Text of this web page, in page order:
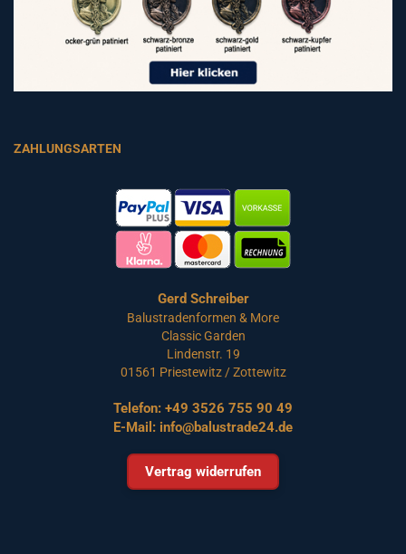
ZAHLUNGSARTEN
Gerd Schreiber
Balustradenformen & More
Classic Garden
Lindenstr. 19
01561 Priestewitz / Zottewitz
Telefon: +49 3526 755 90 49
E-Mail: info@balustrade24.de
Vertrag widerrufen